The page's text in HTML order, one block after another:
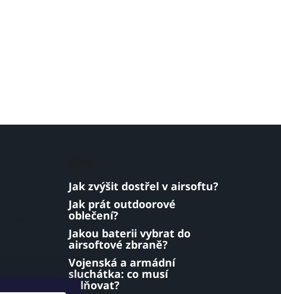
Jak zvýšit dostřel v airsoftu?
Jak prát outdoorové
oblečení?
Jakou baterii vybrat do
airsoftové zbraně?
Vojenská a armádní
sluchátka: co musí
splňovat?